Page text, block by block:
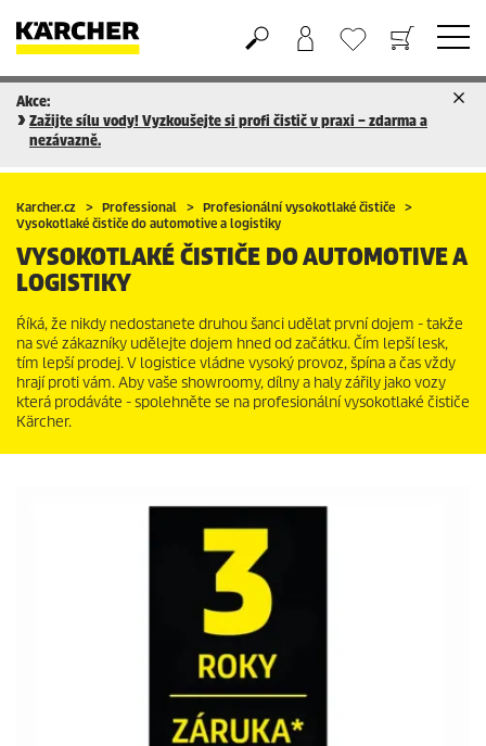
Nákupní košík
Seznam oblíbených produktů
Akce:
Zažijte sílu vody! Vyzkoušejte si profi čistič v praxi – zdarma a
nezávazně.
Karcher.cz Professional
Profesionální vysokotlaké čističe
Vysokotlaké čističe do automotive a logistiky
VYSOKOTLAKÉ ČISTIČE DO AUTOMOTIVE A
LOGISTIKY
Ŕíká, že nikdy nedostanete druhou šanci udělat první dojem - takže
na své zákazníky udělejte dojem hned od začátku. Čím lepší lesk,
tím lepší prodej. V logistice vládne vysoký provoz, špína a čas vždy
hrají proti vám. Aby vaše showroomy, dílny a haly zářily jako vozy
která prodáváte - spolehněte se na profesionální vysokotlaké čističe
Kärcher.